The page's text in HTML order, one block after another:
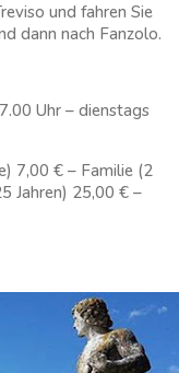
und fahren Sie
dann nach Fanzolo.
Uhr – dienstags
7,00 € – Familie (2
Jahren) 25,00 € –